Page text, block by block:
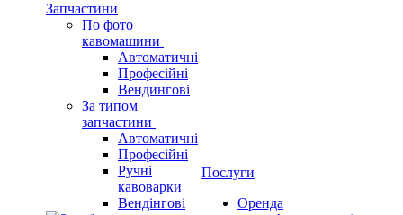
Запчастини
По фото
кавомашини
Автоматичні
Професійні
Вендингові
За типом
запчастини
Автоматичні
Професійні
Ручні
кавоварки
Вендінгові
Послуги
Оренда